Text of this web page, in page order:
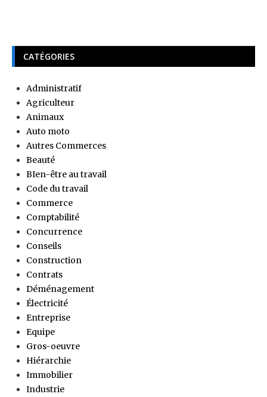
CATÉGORIES
Administratif
Agriculteur
Animaux
Auto moto
Autres Commerces
Beauté
BIen-être au travail
Code du travail
Commerce
Comptabilité
Concurrence
Conseils
Construction
Contrats
Déménagement
Électricité
Entreprise
Equipe
Gros-oeuvre
Hiérarchie
Immobilier
Industrie